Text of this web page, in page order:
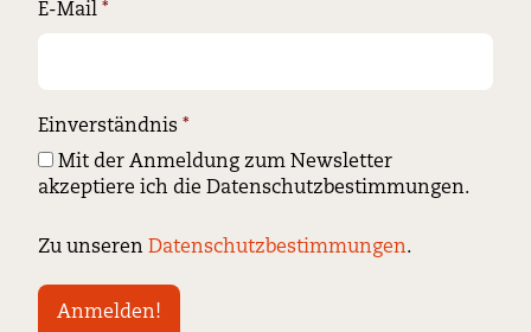
E-Mail *
Einverständnis *
Mit der Anmeldung zum Newsletter
akzeptiere ich die Datenschutzbestimmungen.
Zu unseren Datenschutzbestimmungen.